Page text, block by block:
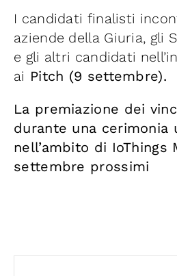
I candidati finalisti
aziende della Giuria, gli
e gli altri candidati
ai Pitch (9 settembre).
La premiazione dei
durante una cerimonia
nell’ambito di IoThings
settembre prossimi